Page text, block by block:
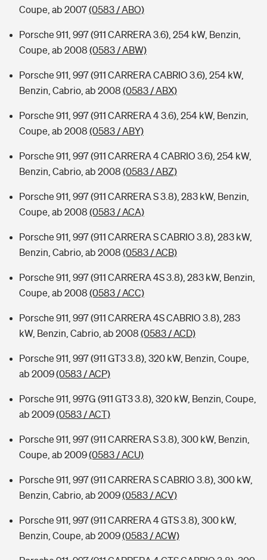
Coupe, ab 2007(0583 / ABO)
Porsche 911, 997 (911 CARRERA 3.6), 254 kW, Benzin,
Coupe, ab 2008 (0583 / ABW)
Porsche 911, 997 (911 CARRERA CABRIO 3.6), 254 kW,
Benzin, Cabrio, ab 2008 (0583 / ABX)
Porsche 911, 997 (911 CARRERA 4 3.6), 254 kW, Benzin,
Coupe, ab 2008 (0583 / ABY)
Porsche 911, 997 (911 CARRERA 4 CABRIO 3.6), 254 kW,
Benzin, Cabrio, ab 2008 (0583 / ABZ)
Porsche 911, 997 (911 CARRERA S 3.8), 283 kW, Benzin,
Coupe, ab 2008 (0583 / ACA)
Porsche 911, 997 (911 CARRERA S CABRIO 3.8), 283 kW,
Benzin, Cabrio, ab 2008 (0583 / ACB)
Porsche 911, 997 (911 CARRERA 4S 3.8), 283 kW, Benzin,
Coupe, ab 2008 (0583 / ACC)
Porsche 911, 997 (911 CARRERA 4S CABRIO 3.8), 283
kW, Benzin, Cabrio, ab 2008 (0583 / ACD)
Porsche 911, 997 (911 GT3 3.8), 320 kW, Benzin, Coupe,
ab 2009(0583 / ACP)
Porsche 911, 997G (911 GT3 3.8), 320 kW, Benzin, Coupe,
ab 2009(0583 / ACT)
Porsche 911, 997 (911 CARRERA S 3.8), 300 kW, Benzin,
Coupe, ab 2009(0583 / ACU)
Porsche 911, 997 (911 CARRERA S CABRIO 3.8), 300 kW,
Benzin, Cabrio, ab 2009(0583 / ACV)
Porsche 911, 997 (911 CARRERA 4 GTS 3.8), 300 kW,
Benzin, Coupe, ab 2009(0583 / ACW)